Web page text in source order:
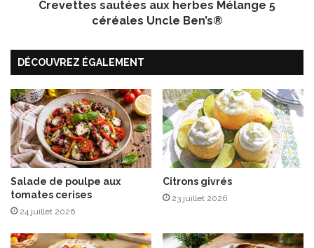
t
e
s
a
u
x
h
e
r
b
e
M
Crevettes sautées aux herbes Mélange 5
céréales Uncle Ben’s®
DÉCOUVREZ ÉGALEMENT
Salade de poulpe aux
tomates cerises
24 juillet 2026
Citrons givrés
23 juillet 2026